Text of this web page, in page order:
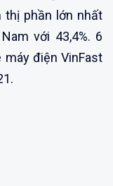
thị phần lớn nhất
với 43,4%. 6
máy điện VinFast